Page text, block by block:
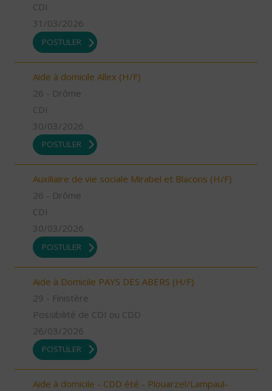
CDI
31/03/2026
POSTULER
Aide à domicile Allex (H/F)
26 - Drôme
CDI
30/03/2026
POSTULER
Auxiliaire de vie sociale Mirabel et Blacons (H/F)
26 - Drôme
CDI
30/03/2026
POSTULER
Aide à Domicile PAYS DES ABERS (H/F)
29 - Finistère
Possibilité de CDI ou CDD
26/03/2026
POSTULER
Aide à domicile - CDD été - Plouarzel/Lampaul-